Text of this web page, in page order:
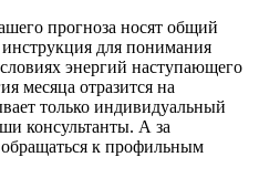
прогноза носят общий
инструкция для понимания
энергий наступающего
месяца отразится на
только индивидуальный
консультанты. А за
к профильным